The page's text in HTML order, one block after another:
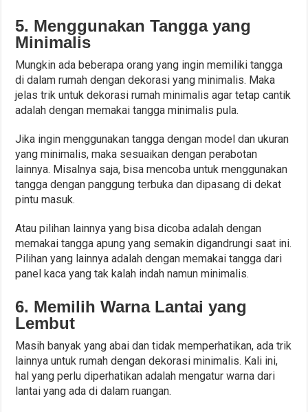
5. Menggunakan Tangga yang
Minimalis
Mungkin ada beberapa orang yang ingin memiliki tangga
di dalam rumah dengan dekorasi yang minimalis. Maka
jelas trik untuk dekorasi rumah minimalis agar tetap cantik
adalah dengan memakai tangga minimalis pula.
Jika ingin menggunakan tangga dengan model dan ukuran
yang minimalis, maka sesuaikan dengan perabotan
lainnya. Misalnya saja, bisa mencoba untuk menggunakan
tangga dengan panggung terbuka dan dipasang di dekat
pintu masuk.
Atau pilihan lainnya yang bisa dicoba adalah dengan
memakai tangga apung yang semakin digandrungi saat ini.
Pilihan yang lainnya adalah dengan memakai tangga dari
panel kaca yang tak kalah indah namun minimalis.
6. Memilih Warna Lantai yang
Lembut
Masih banyak yang abai dan tidak memperhatikan, ada trik
lainnya untuk rumah dengan dekorasi minimalis. Kali ini,
hal yang perlu diperhatikan adalah mengatur warna dari
lantai yang ada di dalam ruangan.